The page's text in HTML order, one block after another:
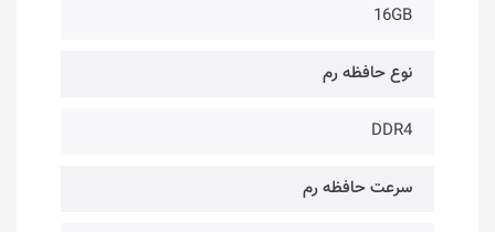
16GB
نوع حافظه رم
DDR4
سرعت حافظه رم